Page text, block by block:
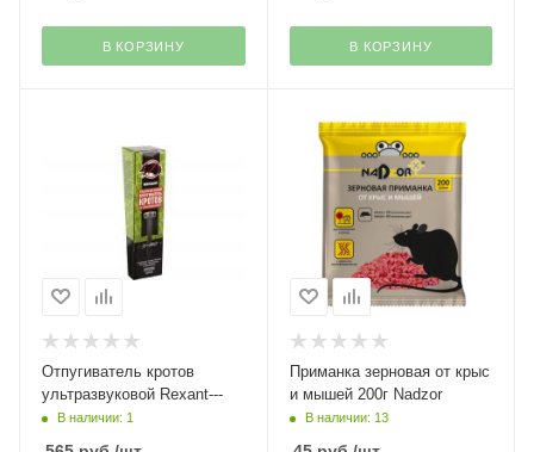
В КОРЗИНУ В КОРЗИНУ
Отпугиватель кротов
ультразвуковой Rexant---
В наличии: 1
Приманка зерновая от крыс
и мышей 200г Nadzor
В наличии: 13